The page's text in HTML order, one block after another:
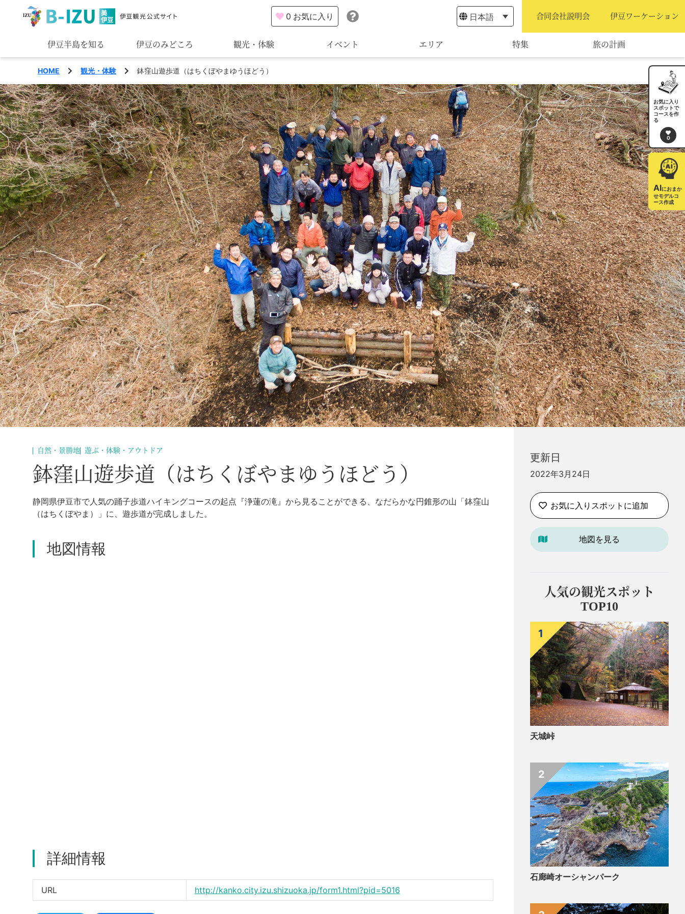
伊豆半島を知る 伊豆のみどころ
みる
あそぶ
あじわう
観光・体験 イベント エリア 特集 旅の計画
宿泊・予約
旅程作成
AIルートプランナー
アクセス
日本語 合同会社説明会 伊豆ワーケーション
0 お気に入り
HOME 観光・体験 鉢窪山遊歩道（はちくぼやまゆうほどう）
自然・景勝地 遊ぶ・体験・アウトドア
鉢窪山遊歩道（はちくぼやまゆうほどう）
静岡県伊豆市で人気の踊子歩道ハイキングコースの起点『浄蓮の滝』から見ることができる、なだらかな円錐形の山「鉢窪山
（はちくぼやま）」に、遊歩道が完成しました。
地図情報
詳細情報
URL http://kanko.city.izu.shizuoka.jp/form1.html?pid=5016
更新日
2022年3月24日
お気に入りスポットに追加
地図を見る
人気の観光スポット
TOP10
天城峠
1
石廊崎オーシャンパーク
2
お気に入り
スポットで
コースを作
る
0
AIにおまか
せモデルコ
ース作成